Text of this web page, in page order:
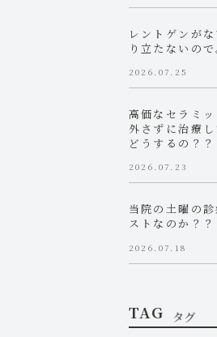
レントゲンが
り立たないので
2026.07.25
高価なセラミッ
外さずに治療
どうするの？？
2026.07.23
当院の土曜の
ストなのか？？
2026.07.18
TAG タグ